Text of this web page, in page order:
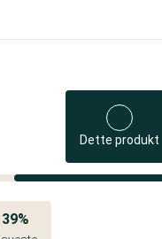
Dette produkt
39%